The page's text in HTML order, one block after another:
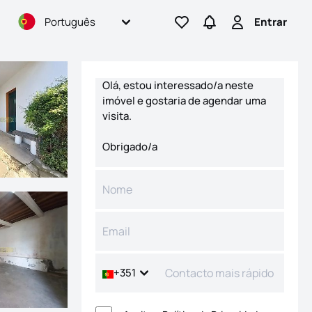
Português Ir para os favoritos
Ir para pesquisas
Entrar
Entrar
+351